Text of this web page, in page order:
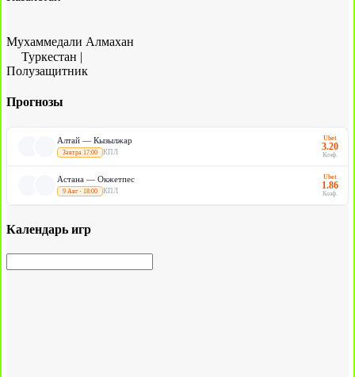
Мухаммедали Алмахан
Туркестан |
Полузащитник
Прогнозы
Алтай — Кызылжар
Завтра 17:00 КПЛ
Ubet
3.20
Коэф.
Астана — Окжетпес
9 Авг · 18:00 КПЛ
Ubet
1.86
Коэф.
Календарь игр